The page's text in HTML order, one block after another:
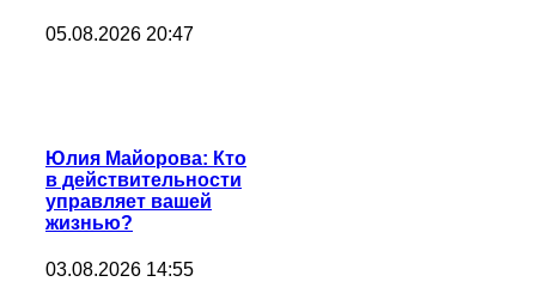
05.08.2026 20:47
Юлия Майорова: Кто
в действительности
управляет вашей
жизнью?
03.08.2026 14:55